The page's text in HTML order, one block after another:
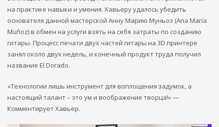
на практике навыки и умения. Хавьеру удалось убедить
основателя данной мастерской Анну Марию Муньоз (Ana María
Muñoz) в обмен на услуги взять на себя затраты по созданию
гитары. Процесс печати двух частей гитары на 3D принтере
занял около двух недель, и конечный продукт труда получил
название El Dorado.
«Технологии лишь инструмент для воплощения задумок, а
настоящий талант – это ум и воображение творца!» —
Комментирует Хавьер.